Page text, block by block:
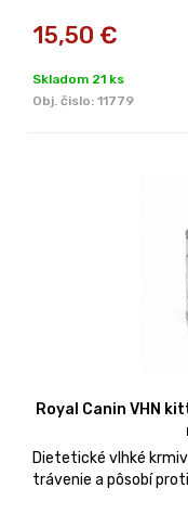
15,50 €
Skladom 21 ks
Obj. čislo: 11779
Royal Canin VHN
Dietetické vlhké
trávenie a pôsobí